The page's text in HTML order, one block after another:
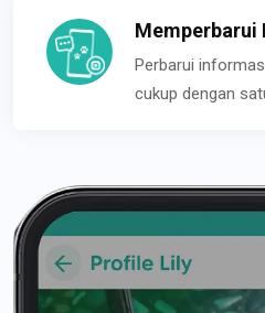
Memperbarui
Perbarui
cukup dengan